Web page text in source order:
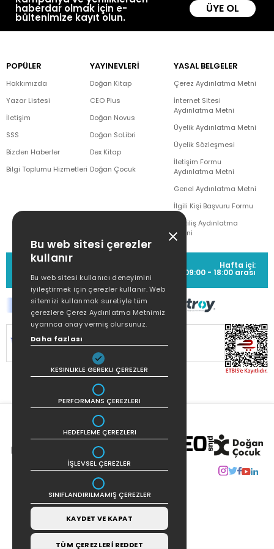
haberdar olmak için e-
bültenimize kayıt olun.
ÜYE OL
POPÜLER
Hakkımızda
Yazar Listesi
İletişim
SSS
Bizden Haberler
Bilgi Toplumu Hizmetleri
YAYINEVLERİ
Doğan Kitap
CEO Plus
Doğan Novus
Doğan SoLibri
Dex Kitap
Doğan Çocuk
YASAL BELGELER
Çerez Aydınlatma Metni
İnternet Sitesi
Aydınlatma Metni
Üyelik Aydınlatma Metni
Üyelik Sözleşmesi
İletişim Formu
Aydınlatma Metni
Genel Aydınlatma Metni
İlgili Kişi Başvuru Formu
Çekiliş Aydınlatma
Metni
MÜŞTERİ HİZMETLERİ
(0212) 373 77 00
Hafta içi:
09:00 - 18:00 arası
SİTEMİZ
KORUNMAKTADIR.
Bu web sitesi çerezler
kullanır
Bu web sitesi kullanıcı deneyimini
iyileştirmek için çerezler kullanır. Web
sitemizi kullanmak suretiyle tüm
çerezlere Çerez Aydınlatma Metnimiz
uyarınca onay vermiş olursunuz.
Daha fazlası
KESINLIKLE GEREKLI ÇEREZLER
PERFORMANS ÇEREZLERI
HEDEFLEME ÇEREZLERI
İŞLEVSEL ÇEREZLER
SINIFLANDIRILMAMIŞ ÇEREZLER
KAYDET VE KAPAT
TÜM ÇEREZLERİ REDDET